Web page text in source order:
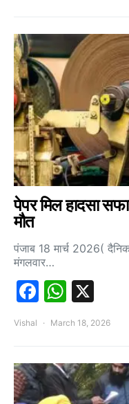
पेपर मिल हादसा
मौत
पंजाब 18 मार्च 2026(
मंगलवार…
Facebook
Vishal March 18, 2026